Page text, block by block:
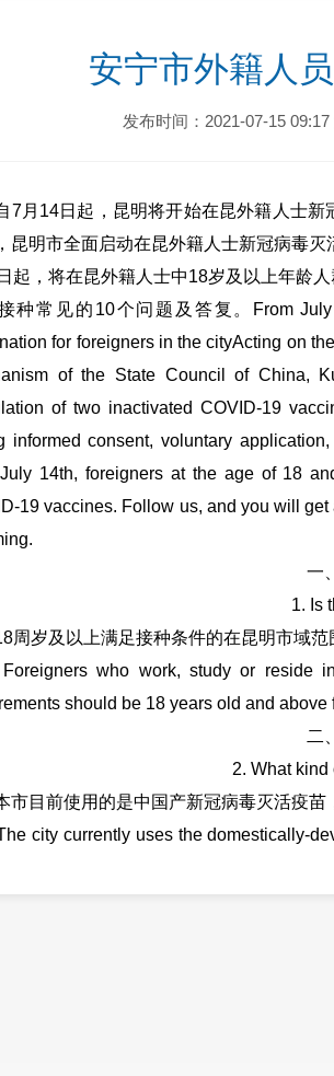
安宁市外籍人
发布时间：2021-07-15 09:17
14日起，昆明将开始在昆外籍人士新
昆明市全面启动在昆外籍人士新冠病毒
起，将在昆外籍人士中18岁及以上年龄
种常见的10个问题及答复。From July
for foreigners in the cityActing on
of the State Council of China,
of two inactivated COVID-19
informed consent, voluntary
14th, foreigners at the age of 18
19 vaccines. Follow us, and you will
一、
1. Is
岁及以上满足接种条件的在昆明市域范
who work, study or reside in
should be 18 years old and above
二、
2. What kind
目前使用的是中国产新冠病毒灭活疫苗
city currently uses the domestically-
三、